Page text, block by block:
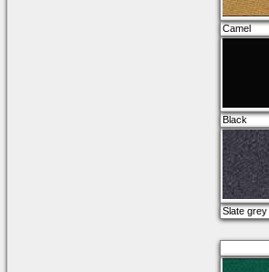
Camel
Black
Slate grey